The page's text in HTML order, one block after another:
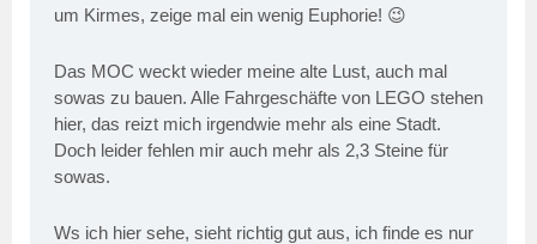
um Kirmes, zeige mal ein wenig Euphorie! 😉
Das MOC weckt wieder meine alte Lust, auch mal
sowas zu bauen. Alle Fahrgeschäfte von LEGO stehen
hier, das reizt mich irgendwie mehr als eine Stadt.
Doch leider fehlen mir auch mehr als 2,3 Steine für
sowas.
Ws ich hier sehe, sieht richtig gut aus, ich finde es nur